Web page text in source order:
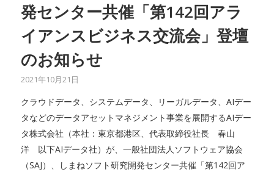
発センター共催「第142回アラ
イアンスビジネス交流会」登壇
のお知らせ
2021年10月21日
クラウドデータ、システムデータ、リーガルデータ、AIデー
タなどのデータアセットマネジメント事業を展開するAIデー
タ株式会社（本社：東京都港区、代表取締役社長 春山
洋 以下AIデータ社）が、一般社団法人ソフトウェア協会
（SAJ）、しまねソフト研究開発センター共催「第142回ア